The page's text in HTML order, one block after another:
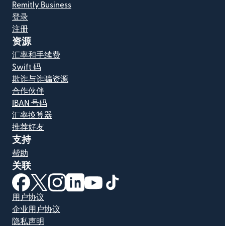
Remitly Business
登录
注册
资源
汇率和手续费
Swift 码
欺诈与诈骗资源
合作伙伴
IBAN 号码
汇率换算器
推荐好友
支持
帮助
关联
（在新窗口中打开）
（在新窗口中打开）
（在新窗口中打开）
（在新窗口中打开）
（在新窗口中打开）
用户协议
企业用户协议
隐私声明